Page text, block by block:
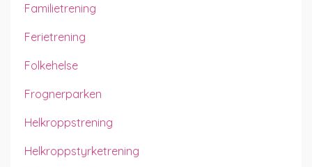
Familietrening
Ferietrening
Folkehelse
Frognerparken
Helkroppstrening
Helkroppstyrketrening